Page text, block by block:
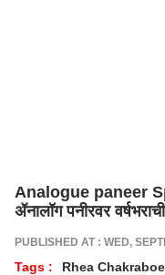
Analogue paneer
ॲनालॉग पनीरवर
PUBLISHED AT : WED,
Tags : Rhea